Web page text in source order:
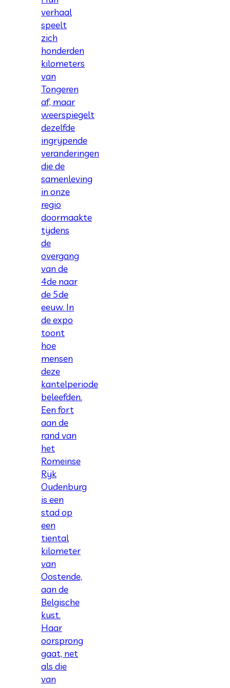
verhaal
speelt
zich
honderden
kilometers
van
Tongeren
af, maar
weerspiegelt
dezelfde
ingrijpende
veranderingen
die de
samenleving
in onze
regio
doormaakte
tijdens
de
overgang
van de
4de naar
de 5de
eeuw. In
de expo
toont
hoe
mensen
deze
kantelperiode
beleefden.
Een fort
aan de
rand van
het
Romeinse
Rijk
Oudenburg
is een
stad op
een
tiental
kilometer
van
Oostende,
aan de
Belgische
kust.
Haar
oorsprong
gaat, net
als die
van